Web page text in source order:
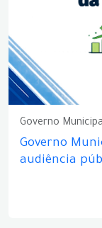
Governo
Governo
audiência